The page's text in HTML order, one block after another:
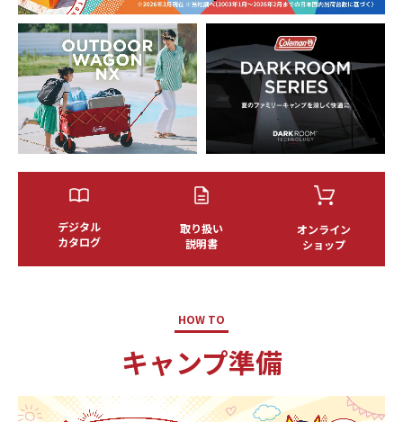
デジタル
カタログ
取り扱い
説明書
オンライン
ショップ
HOW TO
キャンプ準備